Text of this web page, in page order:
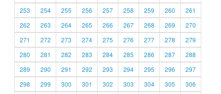
253
254 255 256 257 258 259 260
261
262
263 264 265 266 267 268 269
270
271
272 273 274 275 276 277 278
279
280
281 282 283 284 285 286 287
288
289
290 291 292 293 294 295 296
297
298
299 300 301 302 303 304 305
306